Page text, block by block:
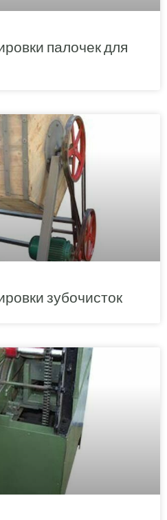
палочек для
зубочисток